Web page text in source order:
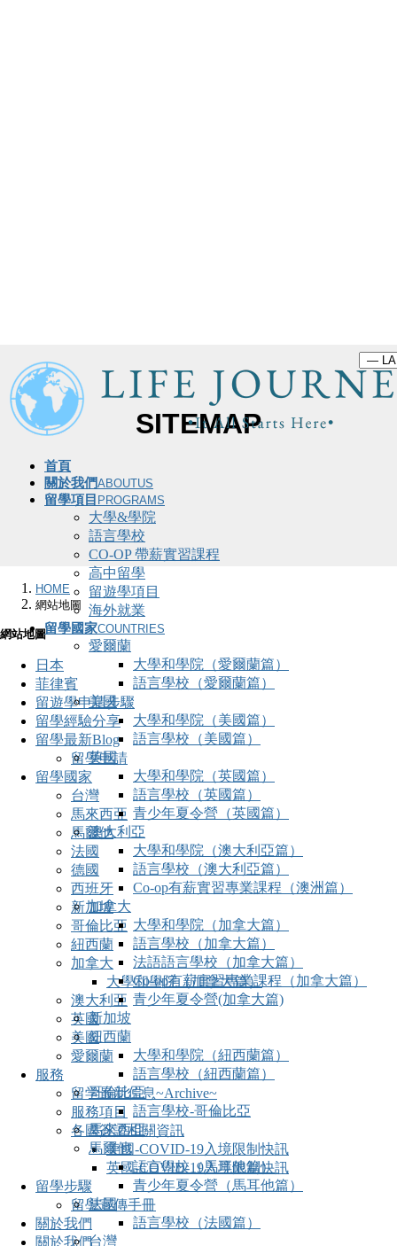
首頁
關於我們ABOUTUS
留學項目 PROGRAMS
大學&學院
語言學校
CO-OP 帶薪實習課程
高中留學
留遊學項目
海外就業
留學國家COUNTRIES
愛爾蘭
大學和學院（愛爾蘭篇）
語言學校（愛爾蘭篇）
美國
大學和學院（美國篇）
語言學校（美國篇）
英國
大學和學院（英國篇）
語言學校（英國篇）
青少年夏令營（英國篇）
澳大利亞
大學和學院（澳大利亞篇）
語言學校（澳大利亞篇）
Co-op有薪實習專業課程（澳洲篇）
加拿大
大學和學院（加拿大篇）
語言學校（加拿大篇）
法語語言學校（加拿大篇）
Co-op有薪實習專業課程（加拿大篇）
青少年夏令營(加拿大篇)
新加坡
紐西蘭
大學和學院（紐西蘭篇）
語言學校（紐西蘭篇）
哥倫比亞
語言學校-哥倫比亞
馬來西亞
馬爾他
語言學校（馬耳他篇）
青少年夏令營（馬耳他篇）
法國
語言學校（法國篇）
台灣
SITEMAP
HOME
網站地圖
網站地圖
日本
菲律賓
留遊學申請步驟
留學經驗分享
留學最新Blog
留學申請
留學國家
台灣
馬來西亞
馬爾他
法國
德國
西班牙
新加坡
哥倫比亞
紐西蘭
加拿大
大學和學院（加拿大篇）
澳大利亞
英國
美國
愛爾蘭
服務
留学最新信息~Archive~
服務項目
各國簽證相關資訊
美國-COVID-19入境限制快訊
英國-COVID-19入境限制快訊
留學步驟
留學宣傳手冊
關於我們
關於我們